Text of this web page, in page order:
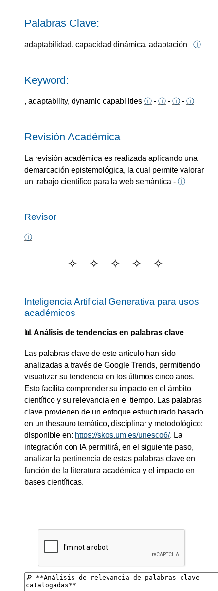
Palabras Clave:
adaptabilidad, capacidad dinámica, adaptación ⓘ
Keyword:
, adaptability, dynamic capabilities ⓘ - ⓘ - ⓘ - ⓘ
Revisión Académica
La revisión académica es realizada aplicando una
demarcación epistemológica, la cual permite valorar
un trabajo científico para la web semántica - ⓘ
Revisor
ⓘ
Inteligencia Artificial Generativa para usos
académicos
📊 Análisis de tendencias en palabras clave
Las palabras clave de este artículo han sido
analizadas a través de Google Trends, permitiendo
visualizar su tendencia en los últimos cinco años.
Esto facilita comprender su impacto en el ámbito
científico y su relevancia en el tiempo. Las palabras
clave provienen de un enfoque estructurado basado
en un thesauro temático, disciplinar y metodológico;
disponible en: https://skos.um.es/unesco6/. La
integración con IA permitirá, en el siguiente paso,
analizar la pertinencia de estas palabras clave en
función de la literatura académica y el impacto en
bases científicas.